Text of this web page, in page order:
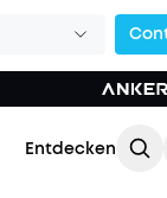
Entdecken